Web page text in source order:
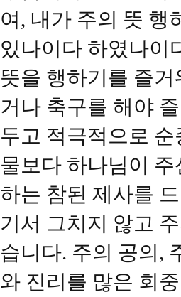
여, 내가 주의 뜻 행
있나이다 하였나이
뜻을 행하기를 즐
거나 축구를 해야
두고 적극적으로
물보다 하나님이
하는 참된 제사를
기서 그치지 않고
습니다. 주의 공의,
와 진리를 많은 회